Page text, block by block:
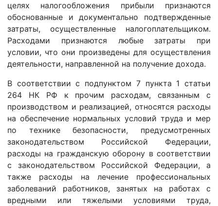
целях налогообложения прибыли признаются
обоснованные и документально подтвержденные
затраты, осуществленные налогоплательщиком.
Расходами признаются любые затраты при
условии, что они произведены для осуществления
деятельности, направленной на получение дохода.
В соответствии с подпунктом 7 пункта 1 статьи
264 НК РФ к прочим расходам, связанным с
производством и реализацией, относятся расходы
на обеспечение нормальных условий труда и мер
по технике безопасности, предусмотренных
законодательством Российской Федерации,
расходы на гражданскую оборону в соответствии
с законодательством Российской Федерации, а
также расходы на лечение профессиональных
заболеваний работников, занятых на работах с
вредными или тяжелыми условиями труда,